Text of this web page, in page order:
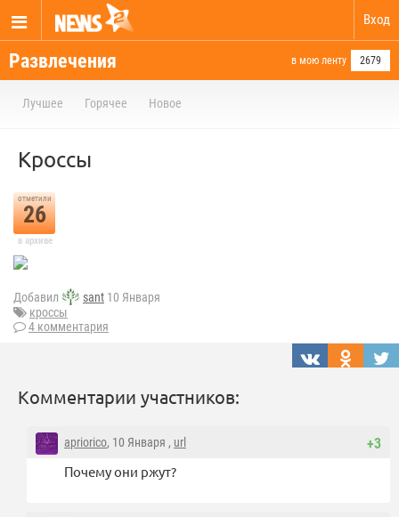
Вход
Развлечения в мою ленту 2679
Лучшее Горячее Новое
Кроссы
отметили
26
в архиве
Добавил sant 10 Января
кроссы
4 комментария
Комментарии участников:
+3
apriorico, 10 Января , url
Почему они ржут?